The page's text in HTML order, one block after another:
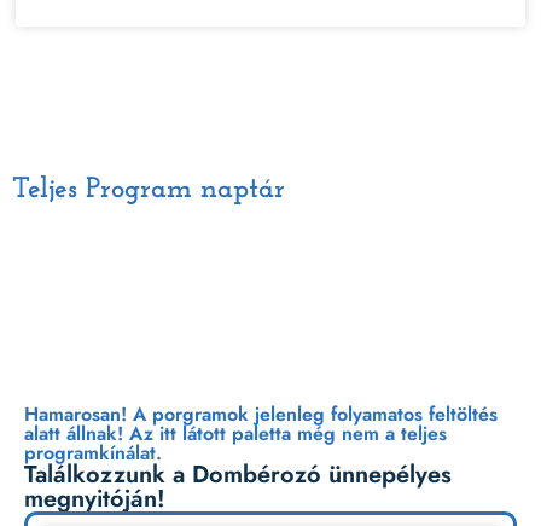
Teljes Program naptár
Hamarosan! A porgramok jelenleg folyamatos feltöltés
alatt állnak! Az itt látott paletta még nem a teljes
programkínálat.
Találkozzunk a Dombérozó ünnepélyes
megnyitóján!